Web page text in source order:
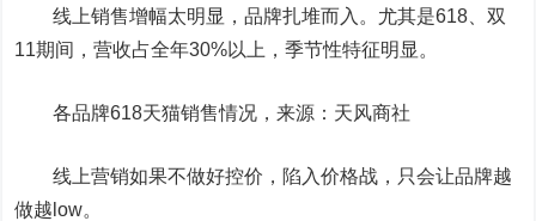
线上销售增幅太明显，品牌扎堆而入。尤其是618、双
11期间，营收占全年30%以上，季节性特征明显。
各品牌618天猫销售情况，来源：天风商社
线上营销如果不做好控价，陷入价格战，只会让品牌越
做越low。